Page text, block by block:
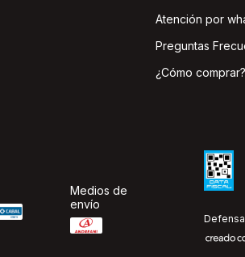
Atención por
Preguntas
¿Cómo comprar?
Medios de
envío